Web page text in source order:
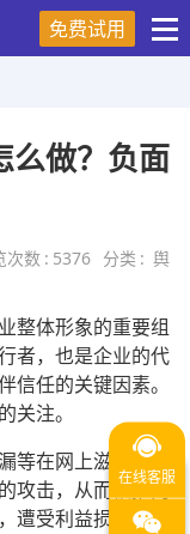
免费试用
么做？负面
次数 : 5376 分类 : 舆
整体形象的重要组
者，也是企业的代
信任的关键因素。
关注。
在网上滋生了负
攻击，从而被推向
遭受利益损失。